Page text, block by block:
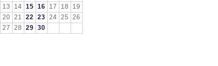
13
14 15 16 17 18
19
20
21 22 23 24 25
26
27
28 29 30